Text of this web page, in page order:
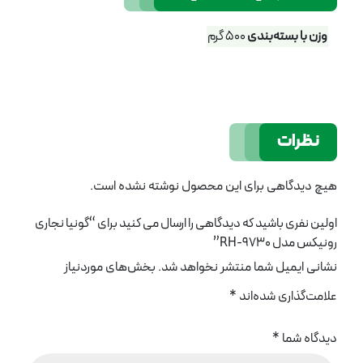
وزن با بسته‌بندی500 گرم
نظرات
هیچ دیدگاهی برای این محصول نوشته نشده است.
اولین نفری باشید که دیدگاهی را ارسال می کنید برای “گونیا نجاری
رونیکس مدل RH-9730”
نشانی ایمیل شما منتشر نخواهد شد. بخش‌های موردنیاز
علامت‌گذاری شده‌اند *
دیدگاه شما *